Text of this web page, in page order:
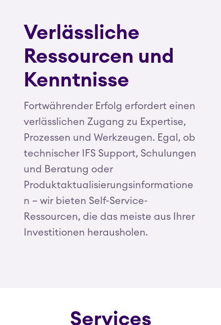
Verlässliche
Ressourcen und
Kenntnisse
Fortwährender Erfolg erfordert einen
verlässlichen Zugang zu Expertise,
Prozessen und Werkzeugen. Egal, ob
technischer IFS Support, Schulungen
und Beratung oder
Produktaktualisierungsinformatione
n – wir bieten Self-Service-
Ressourcen, die das meiste aus Ihrer
Investitionen herausholen.
Services